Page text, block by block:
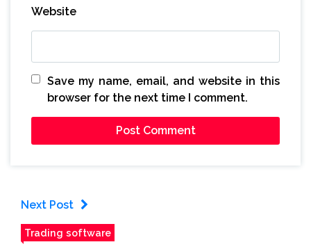
Website
Save my name, email, and website in this
browser for the next time I comment.
Next Post
Trading software